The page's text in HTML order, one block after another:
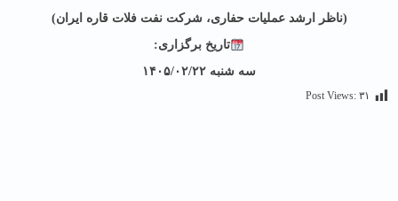
(ناظر ارشد عملیات حفاری، شرکت نفت فلات قاره ایران)
تاریخ برگزاری:
سه شنبه ۱۴۰۵/۰۲/۲۲
Post Views: ۳۱